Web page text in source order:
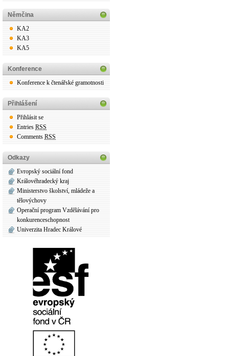
Němčina
KA2
KA3
KA5
Konference
Konference k čtenářské gramotnosti
Přihlášení
Přihlásit se
Entries RSS
Comments RSS
Odkazy
Evropský sociální fond
Královéhradecký kraj
Ministerstvo školství, mládeže a
tělovýchovy
Operační program Vzdělávání pro
konkurenceschopnost
Univerzita Hradec Králové